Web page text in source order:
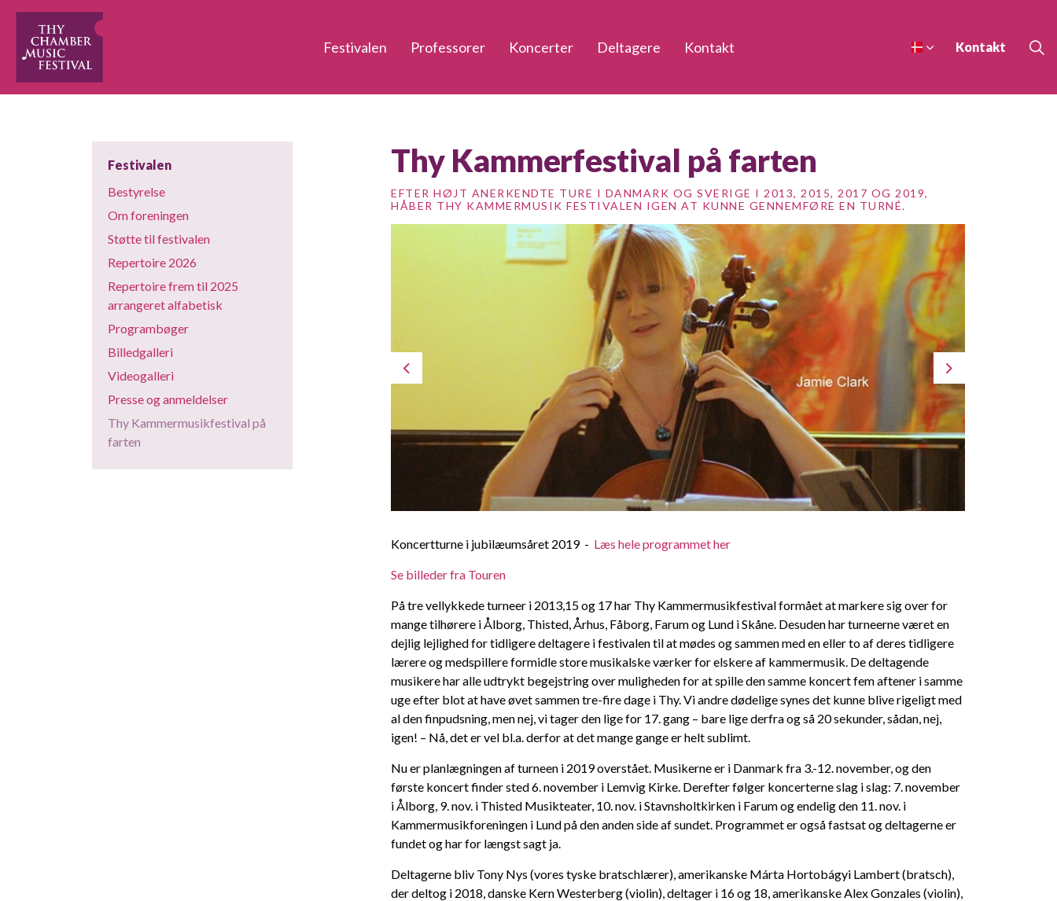
Festivalen Professorer Koncerter Deltagere Kontakt Kontakt
Thy Kammerfestival på farten
EFTER HØJT ANERKENDTE TURE I DANMARK OG SVERIGE I 2013, 2015, 2017 OG 2019,
HÅBER THY KAMMERMUSIK FESTIVALEN IGEN AT KUNNE GENNEMFØRE EN TURNÉ.
Koncertturne i jubilæumsåret 2019 - Læs hele programmet her
Se billeder fra Touren
På tre vellykkede turneer i 2013,15 og 17 har Thy Kammermusikfestival formået at markere sig over for
mange tilhørere i Ålborg, Thisted, Århus, Fåborg, Farum og Lund i Skåne. Desuden har turneerne været en
dejlig lejlighed for tidligere deltagere i festivalen til at mødes og sammen med en eller to af deres tidligere
lærere og medspillere formidle store musikalske værker for elskere af kammermusik. De deltagende
musikere har alle udtrykt begejstring over muligheden for at spille den samme koncert fem aftener i samme
uge efter blot at have øvet sammen tre-fire dage i Thy. Vi andre dødelige synes det kunne blive rigeligt med
al den finpudsning, men nej, vi tager den lige for 17. gang – bare lige derfra og så 20 sekunder, sådan, nej,
igen! – Nå, det er vel bl.a. derfor at det mange gange er helt sublimt.
Nu er planlægningen af turneen i 2019 overstået. Musikerne er i Danmark fra 3.-12. november, og den
første koncert finder sted 6. november i Lemvig Kirke. Derefter følger koncerterne slag i slag: 7. november
i Ålborg, 9. nov. i Thisted Musikteater, 10. nov. i Stavnsholtkirken i Farum og endelig den 11. nov. i
Kammermusikforeningen i Lund på den anden side af sundet. Programmet er også fastsat og deltagerne er
fundet og har for længst sagt ja.
Deltagerne bliv Tony Nys (vores tyske bratschlærer), amerikanske Márta Hortobágyi Lambert (bratsch),
der deltog i 2018, danske Kern Westerberg (violin), deltager i 16 og 18, amerikanske Alex Gonzales (violin),
Festivalen
Bestyrelse
Om foreningen
Støtte til festivalen
Repertoire 2026
Repertoire frem til 2025
arrangeret alfabetisk
Programbøger
Billedgalleri
Videogalleri
Presse og anmeldelser
Thy Kammermusikfestival på
farten